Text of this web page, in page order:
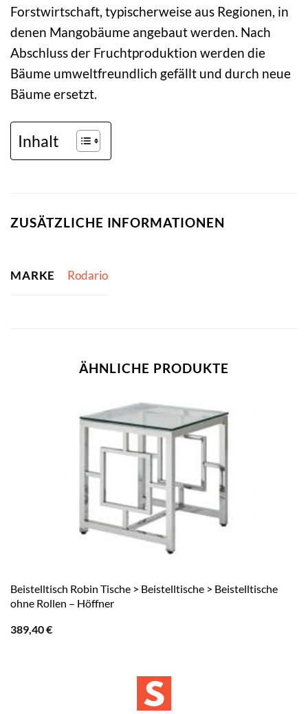
Forstwirtschaft, typischerweise aus Regionen, in
denen Mangobäume angebaut werden. Nach
Abschluss der Fruchtproduktion werden die
Bäume umweltfreundlich gefällt und durch neue
Bäume ersetzt.
Inhalt
ZUSÄTZLICHE INFORMATIONEN
MARKE Rodario
ÄHNLICHE PRODUKTE
Beistelltisch Robin Tische > Beistelltische > Beistelltische
ohne Rollen – Höffner
389,40€